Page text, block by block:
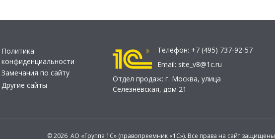
Политика
конфиденциальности
Замечания по сайту
Другие сайты
Телефон: +7 (495) 737-92-57
Email: site_v8@1c.ru
Отдел продаж: г. Москва, улица
Селезнёвская, дом 21
© 2026 АО «Группа 1С» (правопреемник «1С»). Все права на сайт защищены